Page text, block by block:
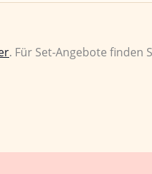
. Für Set-Angebote